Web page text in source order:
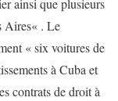
ainsi que plusieurs
Aires« . Le
« six voitures de
à Cuba et
contrats de droit à